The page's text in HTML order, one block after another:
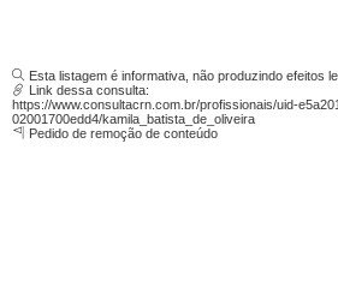
Esta listagem é informativa, não produzindo efeitos
Link dessa consulta:
https://www.consultacrn.com.br/profissionais/uid-
02001700edd4/kamila_batista_de_oliveira
Pedido de remoção de conteúdo